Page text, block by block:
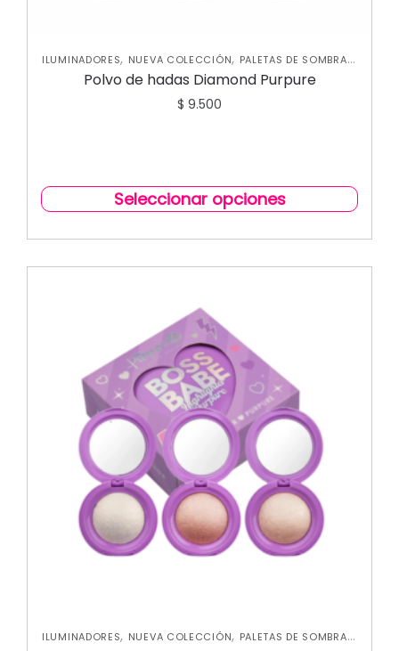
ILUMINADORES, NUEVA COLECCIÓN, PALETAS DE SOMBRAS,
PERFILADORES ROSTRO
Polvo de hadas Diamond Purpure
$ 9.500
Seleccionar opciones
ILUMINADORES, NUEVA COLECCIÓN, PALETAS DE SOMBRAS,